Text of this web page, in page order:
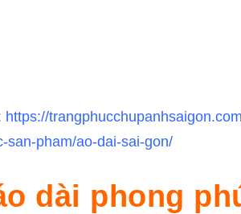
https://
san-pham/ao-dai-sai-gon/
dài phong